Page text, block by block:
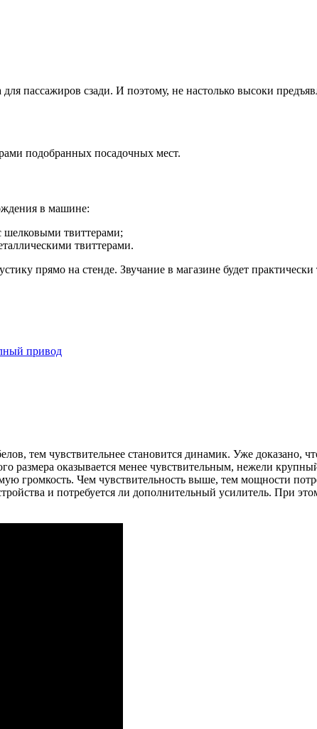
пассажиров сзади. И поэтому, не настолько высоки
подобранных посадочных мест.
в машине:
шелковыми твиттерами;
твиттерами.
прямо на стенде. Звучание в магазине будет
привод
тем чувствительнее становится динамик. Уже доказано,
размера оказывается менее чувствительным, нежели
громкость. Чем чувствительность выше, тем мощности
и потребуется ли дополнительный усилитель. При